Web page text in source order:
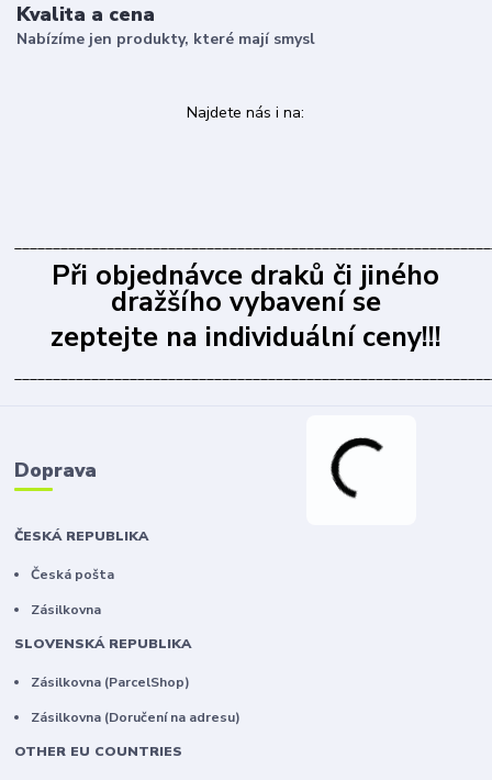
Kvalita a cena
Nabízíme jen produkty, které mají smysl
Najdete nás i na:
Při objednávce draků či jiného
dražšího vybavení se
zeptejte na individuální ceny!!!
Doprava
ČESKÁ REPUBLIKA
Česká pošta
Zásilkovna
SLOVENSKÁ REPUBLIKA
Zásilkovna (ParcelShop)
Zásilkovna (Doručení na adresu)
OTHER EU COUNTRIES